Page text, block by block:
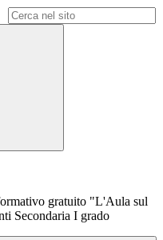
gratuito "L'Aula sul
Secondaria I grado